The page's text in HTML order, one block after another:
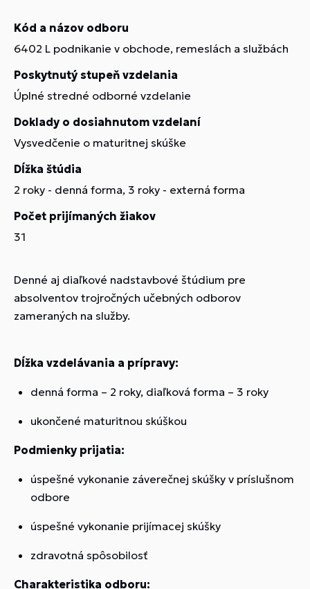
Kód a názov odboru
6402 L podnikanie v obchode, remeslách a službách
Poskytnutý stupeň vzdelania
Úplné stredné odborné vzdelanie
Doklady o dosiahnutom vzdelaní
Vysvedčenie o maturitnej skúške
Dĺžka štúdia
2 roky - denná forma, 3 roky - externá forma
Počet prijímaných žiakov
31
Denné aj diaľkové nadstavbové štúdium pre
absolventov trojročných učebných odborov
zameraných na služby.
Dĺžka vzdelávania a prípravy:
denná forma – 2 roky, diaľková forma – 3 roky
ukončené maturitnou skúškou
Podmienky prijatia:
úspešné vykonanie záverečnej skúšky v príslušnom
odbore
úspešné vykonanie prijímacej skúšky
zdravotná spôsobilosť
Charakteristika odboru: